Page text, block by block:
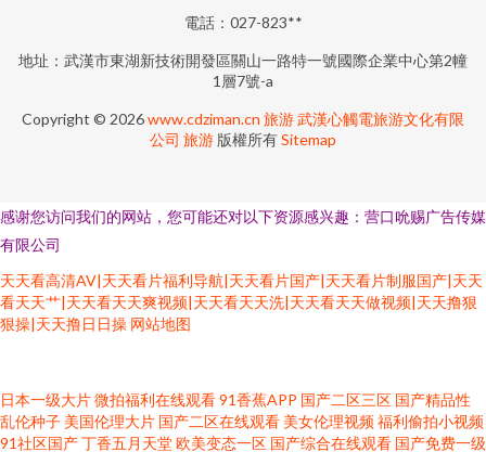
電話：027-823**
地址：武漢市東湖新技術開發區關山一路特一號國際企業中心第2幢
1層7號-a
Copyright © 2026www.cdziman.cn 旅游武漢心觸電旅游文化有限
公司 旅游 版權所有Sitemap
感谢您访问我们的网站，您可能还对以下资源感兴趣：营口吮赐广告传媒
有限公司
天天看高清AV|天天看片福利导航|天天看片国产|天天看片制服国产|天天
看天天艹|天天看天天爽视频|天天看天天洗|天天看天天做视频|天天撸狠
狠操|天天撸日日操 网站地图
深夜福利视频网站 欧洲性生活社区 久草精品资源站 日本蜜桃视频二区 成人
午夜导航 亚洲手机天堂 在线a久青草视频 91瑟瑟 变态另类成人 超碰美女 欧
日本一级大片微拍福利在线观看91香蕉APP 国产二区三区 国产精品性
乱伦种子 美国伦理大片 国产二区在线观看 美女伦理视频福利偷拍小视频
91社区国产丁香五月天堂欧美变态一区 国产综合在线观看 国产免费一级